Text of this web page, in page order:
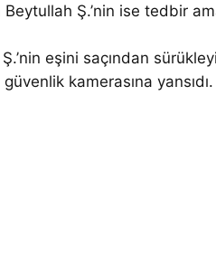
Beytullah Ş.’nin ise tedbir
eşini saçından
kamerasına